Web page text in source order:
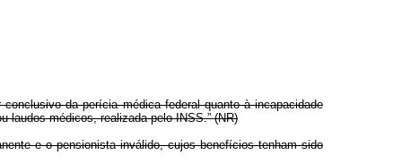
da perícia médica federal quanto à incapacidade
laudos médicos, realizada pelo INSS.” (NR)
e o pensionista inválido, cujos benefícios tenham sido